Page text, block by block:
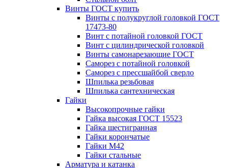
Винты ГОСТ купить
Винты с полукруглой головкой ГОСТ
17473-80
Винт с потайной головкой ГОСТ
Винт с цилиндрической головкой
Винты самонарезающие ГОСТ
Саморез с потайной головкой
Саморез с прессшайбой сверло
Шпилька резьбовая
Шпилька сантехническая
Гайки
Высокопрочные гайки
Гайка высокая ГОСТ 15523
Гайка шестигранная
Гайки корончатые
Гайки М42
Гайки стальные
Арматура и катанка